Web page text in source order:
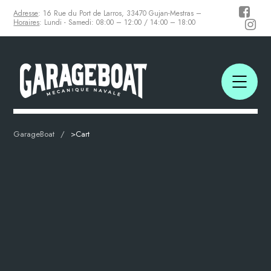
Adresse: 16 Rue du Port de Larros, 33470 Gujan-Mestras –
Horaires: Lundi - Samedi: 08:00 – 12:00 / 14:00 – 18:00
GarageBoat >Cart